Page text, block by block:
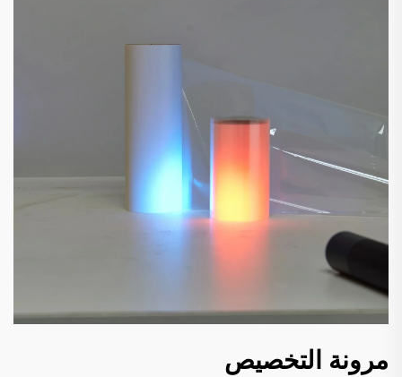
مرونة التخصيص